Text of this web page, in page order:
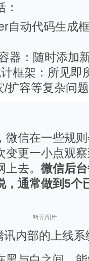
动代码生成
：随时添加
框架：所见即
容等复杂问题
微信在一些规
变更一小点观
去。 微信后
，通常做到5个
讯内部的上线系